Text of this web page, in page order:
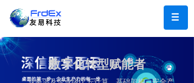
数字化转型赋能者